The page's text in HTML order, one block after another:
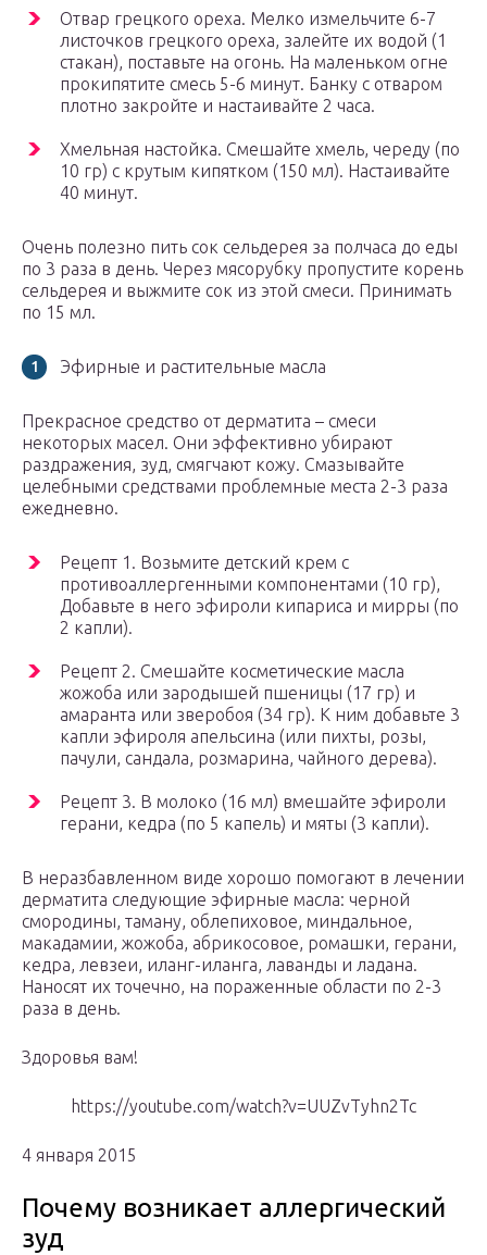
Отвар грецкого ореха. Мелко измельчите 6-7
листочков грецкого ореха, залейте их водой (1
стакан), поставьте на огонь. На маленьком огне
прокипятите смесь 5-6 минут. Банку с отваром
плотно закройте и настаивайте 2 часа.
Хмельная настойка. Смешайте хмель, череду (по
10 гр) с крутым кипятком (150 мл). Настаивайте
40 минут.
Очень полезно пить сок сельдерея за полчаса до еды
по 3 раза в день. Через мясорубку пропустите корень
сельдерея и выжмите сок из этой смеси. Принимать
по 15 мл.
Эфирные и растительные масла
Прекрасное средство от дерматита – смеси
некоторых масел. Они эффективно убирают
раздражения, зуд, смягчают кожу. Смазывайте
целебными средствами проблемные места 2-3 раза
ежедневно.
Рецепт 1. Возьмите детский крем с
противоаллергенными компонентами (10 гр),
Добавьте в него эфироли кипариса и мирры (по
2 капли).
Рецепт 2. Смешайте косметические масла
жожоба или зародышей пшеницы (17 гр) и
амаранта или зверобоя (34 гр). К ним добавьте 3
капли эфироля апельсина (или пихты, розы,
пачули, сандала, розмарина, чайного дерева).
Рецепт 3. В молоко (16 мл) вмешайте эфироли
герани, кедра (по 5 капель) и мяты (3 капли).
В неразбавленном виде хорошо помогают в лечении
дерматита следующие эфирные масла: черной
смородины, таману, облепиховое, миндальное,
макадамии, жожоба, абрикосовое, ромашки, герани,
кедра, левзеи, иланг-иланга, лаванды и ладана.
Наносят их точечно, на пораженные области по 2-3
раза в день.
Здоровья вам!
https://youtube.com/watch?v=UUZvTyhn2Tc
4 января 2015
Почему возникает аллергический
зуд